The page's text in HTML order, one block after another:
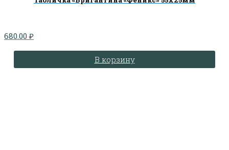
680.00 ₽
В корзину